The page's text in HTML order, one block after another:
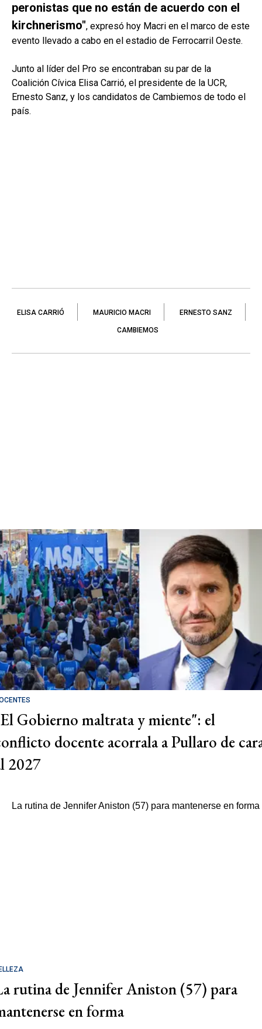
peronistas que no están de acuerdo con el
kirchnerismo", expresó hoy Macri en el marco de este
evento llevado a cabo en el estadio de Ferrocarril Oeste.
Junto al líder del Pro se encontraban su par de la
Coalición Cívica Elisa Carrió, el presidente de la UCR,
Ernesto Sanz, y los candidatos de Cambiemos de todo el
país.
ELISA CARRIÓ MAURICIO MACRI ERNESTO SANZ
CAMBIEMOS
Gobierno maltrata y miente": el
docente acorrala a Pullaro de
2027
rutina de Jennifer Aniston (57) para
en forma